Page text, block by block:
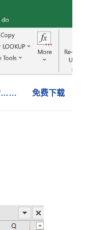
…… 免费下载